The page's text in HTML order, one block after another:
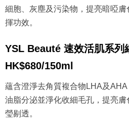
細胞、灰塵及污染物，提亮暗啞
揮功效。
YSL Beauté 速效活肌系列
HK$680/150ml
蘊含澄淨去角質複合物LHA及
油脂分泌並淨化收細毛孔，提亮
瑩剔透。